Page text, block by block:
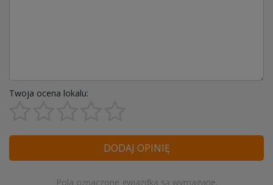
Twoja ocena lokalu:
DODAJ OPINIĘ
Pola oznaczone gwiazdką są wymagane.